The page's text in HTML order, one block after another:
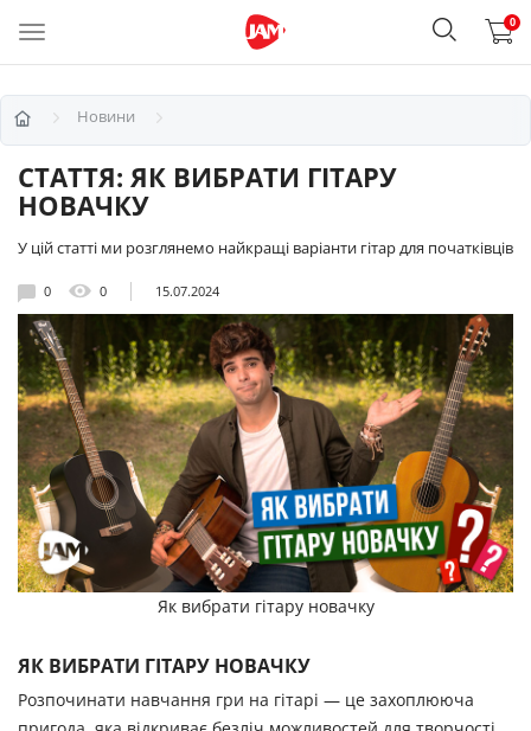
0
Новини
СТАТТЯ: ЯК ВИБРАТИ ГІТАРУ
НОВАЧКУ
У цій статті ми розглянемо найкращі варіанти гітар для початківців
0 0 15.07.2024
Як вибрати гітару новачку
ЯК ВИБРАТИ ГІТАРУ НОВАЧКУ
Розпочинати навчання гри на гітарі — це захоплююча